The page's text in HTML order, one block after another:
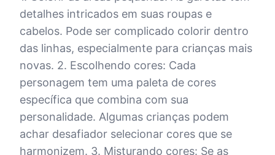
detalhes intricados em suas roupas e
cabelos. Pode ser complicado colorir dentro
das linhas, especialmente para crianças mais
novas. 2. Escolhendo cores: Cada
personagem tem uma paleta de cores
específica que combina com sua
personalidade. Algumas crianças podem
achar desafiador selecionar cores que se
harmonizem. 3. Misturando cores: Se as